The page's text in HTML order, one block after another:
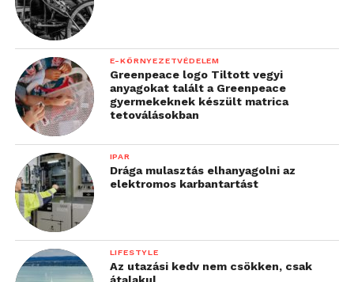
E-KÖRNYEZETVÉDELEM
Greenpeace logo Tiltott vegyi
anyagokat talált a Greenpeace
gyermekeknek készült matrica
tetoválásokban
IPAR
Drága mulasztás elhanyagolni az
elektromos karbantartást
LIFESTYLE
Az utazási kedv nem csökken, csak